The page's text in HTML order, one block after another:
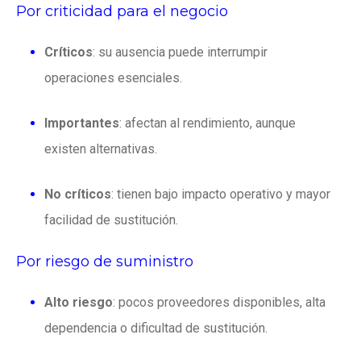
Por criticidad para el negocio
Críticos: su ausencia puede interrumpir
operaciones esenciales.
Importantes: afectan al rendimiento, aunque
existen alternativas.
No críticos: tienen bajo impacto operativo y mayor
facilidad de sustitución.
Por riesgo de suministro
Alto riesgo: pocos proveedores disponibles, alta
dependencia o dificultad de sustitución.